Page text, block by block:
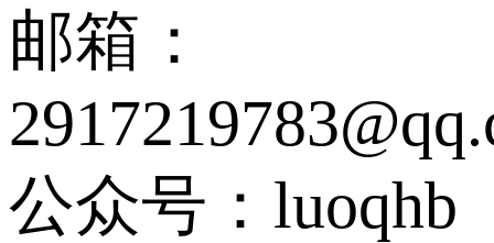
邮箱：
公众号：luoqhb